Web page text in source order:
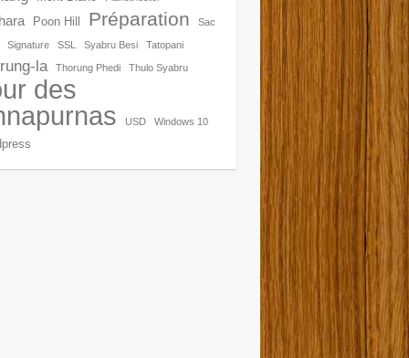
Poon Hill Préparation Sac
Signature SSL Syabru Besi Tatopani
la Thorung Phedi Thulo Syabru
des
USD Windows 10